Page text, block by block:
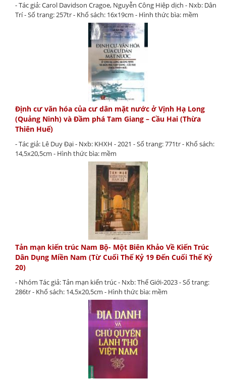
- Tác giả: Carol Davidson Cragoe, Nguyễn Công Hiệp dịch - Nxb: Dân
Trí - Số trang: 257tr - Khổ sách: 16x19cm - Hình thức bìa: mềm
Định cư văn hóa của cư dân mặt nước ở Vịnh Hạ Long
(Quảng Ninh) và Đầm phá Tam Giang – Cầu Hai (Thừa
Thiên Huế)
- Tác giả: Lê Duy Đại - Nxb: KHXH - 2021 - Số trang: 771tr - Khổ sách:
14,5x20,5cm - Hình thức bìa: mềm
Tản mạn kiến trúc Nam Bộ- Một Biên Khảo Về Kiến Trúc
Dân Dụng Miền Nam (Từ Cuối Thế Kỷ 19 Đến Cuối Thế Kỷ
20)
- Nhóm Tác giả: Tản mạn kiến trúc - Nxb: Thế Giới-2023 - Số trang:
286tr - Khổ sách: 14,5x20,5cm - Hình thức bìa: mềm